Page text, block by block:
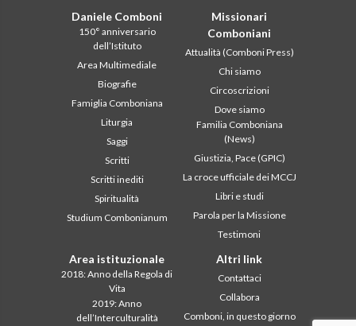
Daniele Comboni
150° anniversario
dell’Istituto
Area Multimediale
Biografie
Famiglia Comboniana
Liturgia
Saggi
Scritti
Scritti inediti
Spiritualità
Studium Combonianum
Missionari
Comboniani
Attualità (Comboni Press)
Chi siamo
Circoscrizioni
Dove siamo
Familia Comboniana
(News)
Giustizia, Pace (GPIC)
La croce ufficiale dei MCCJ
Libri e studi
Parola per la Missione
Testimoni
Area istituzionale
2018: Anno della Regola di
Vita
2019: Anno
dell’Interculturalità
Altri link
Contattaci
Collabora
Comboni, in questo giorno